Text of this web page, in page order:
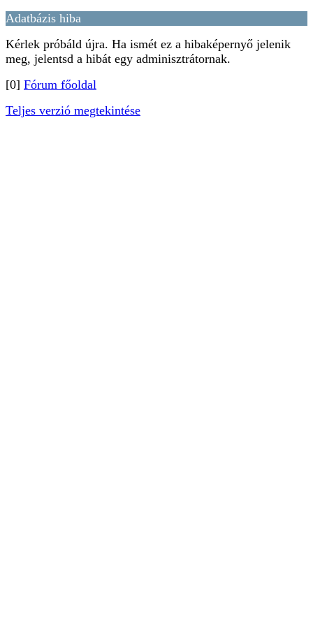
Adatbázis hiba
Kérlek próbáld újra. Ha ismét ez a hibaképernyő jelenik
meg, jelentsd a hibát egy adminisztrátornak.
[0] Fórum főoldal
Teljes verzió megtekintése